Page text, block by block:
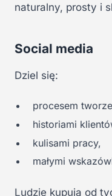
naturalny, prosty i
Social media
Dziel się:
procesem
historiami
kulisami pracy,
małymi
Ludzie kupują od